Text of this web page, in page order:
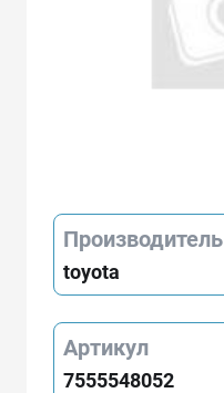
Производитель
toyota
Артикул
7555548052